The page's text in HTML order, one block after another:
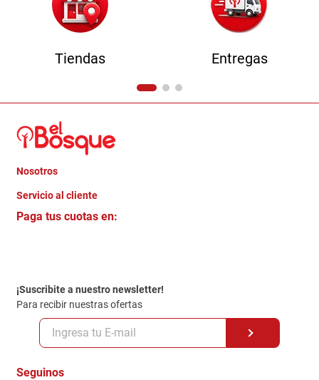
Tiendas Entregas
Nosotros
Quienes somos
Trabaja con Nosotros
Servicio al cliente
Crédito Directo
Politica de Privacidad
Políticas y condiciones GiftCard
Formas de Pago
Terminos y Condiciones
Paga tus cuotas en:
¡Suscribite a nuestro newsletter!
Para recibir nuestras ofertas
Seguinos